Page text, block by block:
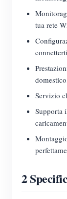
tua rete
Servizio
Supporta
2